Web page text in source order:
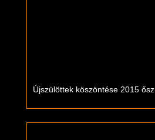
Újszülöttek köszöntése 2015 ősz